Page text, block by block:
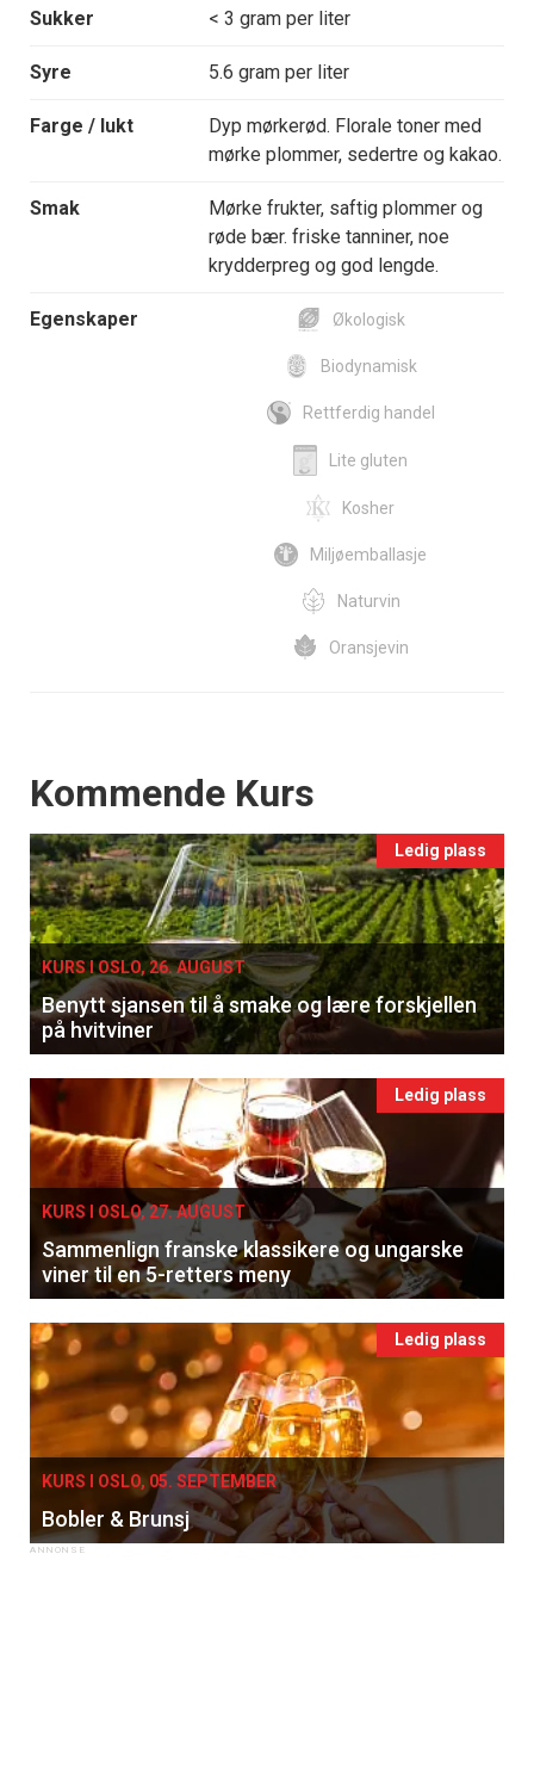
Sukker < 3 gram per liter
Syre 5.6 gram per liter
Farge / lukt
Dyp mørkerød. Florale toner med
mørke plommer, sedertre og kakao.
Smak
Mørke frukter, saftig plommer og
røde bær. friske tanniner, noe
krydderpreg og god lengde.
Egenskaper Økologisk
Biodynamisk
Rettferdig handel
Lite gluten
Kosher
Miljøemballasje
Naturvin
Oransjevin
Events
Kommende Kurs
Ledig plass
KURS I OSLO, 26. AUGUST
Benytt sjansen til å smake og lære forskjellen
på hvitviner
Ledig plass
KURS I OSLO, 27. AUGUST
Sammenlign franske klassikere og ungarske
viner til en 5-retters meny
Ledig plass
KURS I OSLO, 05. SEPTEMBER
Bobler & Brunsj